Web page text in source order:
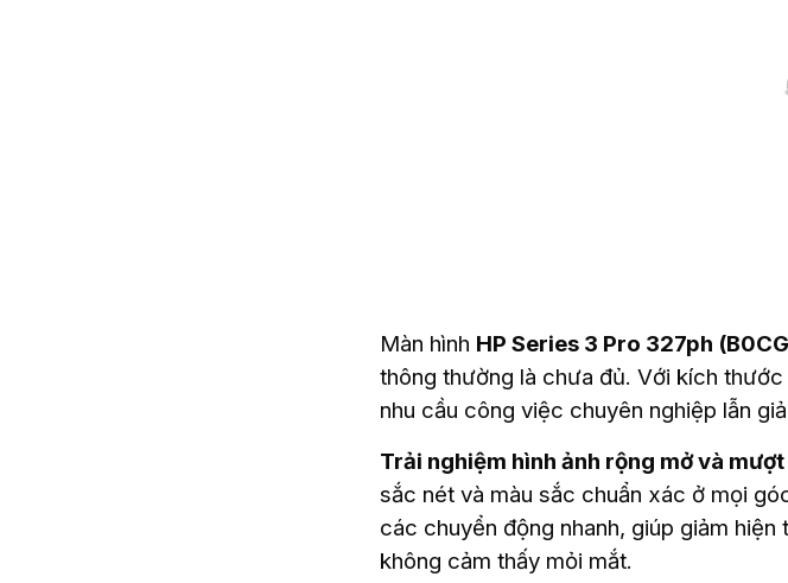
Màn hình HP Series 3 Pro 327ph
thông thường là chưa đủ. Với kích
nhu cầu công việc chuyên nghiệp lẫn
Trải nghiệm hình ảnh rộng mở và mượt
sắc nét và màu sắc chuẩn xác ở mọi
các chuyển động nhanh, giúp giảm
không cảm thấy mỏi mắt.